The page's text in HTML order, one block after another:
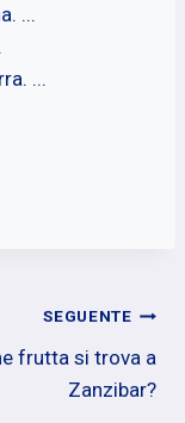
...
...
SEGUENTE
frutta si trova a
Zanzibar?